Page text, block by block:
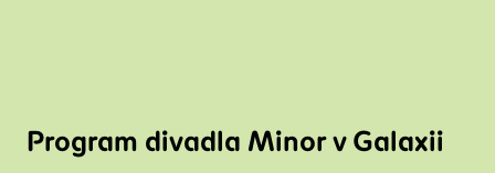
Program divadla Minor v Galaxii